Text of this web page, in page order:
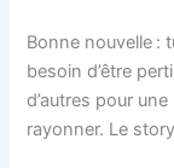
Bonne nouvelle :
besoin d’être
d’autres pour
rayonner. Le